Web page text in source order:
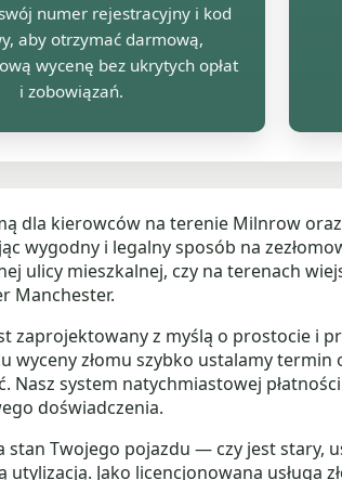
numer rejestracyjny i kod
aby otrzymać darmową,
wycenę bez ukrytych opłat
i zobowiązań.
dla kierowców na terenie Milnrow
wygodny i legalny sposób na
ulicy mieszkalnej, czy na terenach
Manchester.
zaprojektowany z myślą o prostocie i
wyceny złomu szybko ustalamy termin
Nasz system natychmiastowej
doświadczenia.
stan Twojego pojazdu — czy jest stary,
utylizacją. Jako licencjonowana